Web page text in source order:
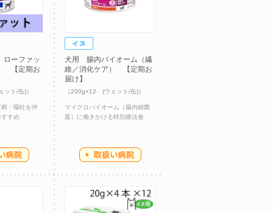
ーファッ
【定期お
ト/缶)）
・嘔吐を伴
すすめ
犬用 腸内バイオーム（繊
維／消化ケア） 【定期お
届け】
（200g×12 (ウェット/缶)）
マイクロバイオーム（腸内細菌
叢）に働きかける特別療法食